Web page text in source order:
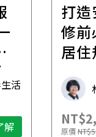
解
財
產
原價